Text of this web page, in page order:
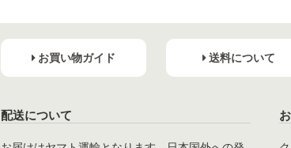
お買い物ガイド 送料について
配送について